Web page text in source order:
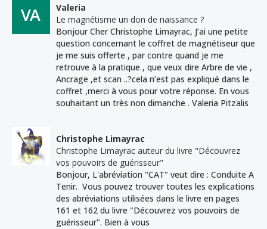
Valeria
Le magnétisme un don de naissance ?
Bonjour Cher Christophe Limayrac, J’ai une petite
question concernant le coffret de magnétiseur que
je me suis offerte , par contre quand je me
retrouve à la pratique , que veux dire Arbre de vie ,
Ancrage ,et scan ..?cela n’est pas expliqué dans le
coffret ,merci à vous pour votre réponse. En vous
souhaitant un très non dimanche . Valeria Pitzalis
Christophe Limayrac
Christophe Limayrac auteur du livre "Découvrez
vos pouvoirs de guérisseur"
Bonjour, L'abréviation "CAT" veut dire : Conduite A
Tenir. Vous pouvez trouver toutes les explications
des abréviations utilisées dans le livre en pages
161 et 162 du livre "Découvrez vos pouvoirs de
guérisseur". Bien à vous